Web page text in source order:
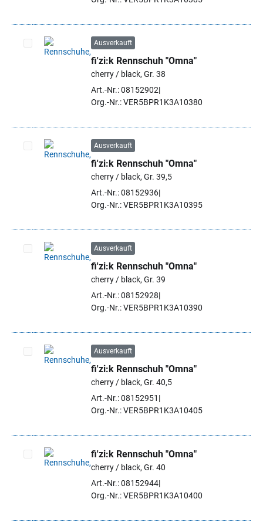
Artikel auswählen
Ausverkauft
fi'zi:k Rennschuh "Omna"
cherry / black, Gr. 38
Art.-Nr.: 08152902
Org.-Nr.: VER5BPR1K3A10380
Artikel auswählen
Ausverkauft
fi'zi:k Rennschuh "Omna"
cherry / black, Gr. 39,5
Art.-Nr.: 08152936
Org.-Nr.: VER5BPR1K3A10395
Artikel auswählen
Ausverkauft
fi'zi:k Rennschuh "Omna"
cherry / black, Gr. 39
Art.-Nr.: 08152928
Org.-Nr.: VER5BPR1K3A10390
Artikel auswählen
Ausverkauft
fi'zi:k Rennschuh "Omna"
cherry / black, Gr. 40,5
Art.-Nr.: 08152951
Org.-Nr.: VER5BPR1K3A10405
Artikel auswählen
fi'zi:k Rennschuh "Omna"
cherry / black, Gr. 40
Art.-Nr.: 08152944
Org.-Nr.: VER5BPR1K3A10400